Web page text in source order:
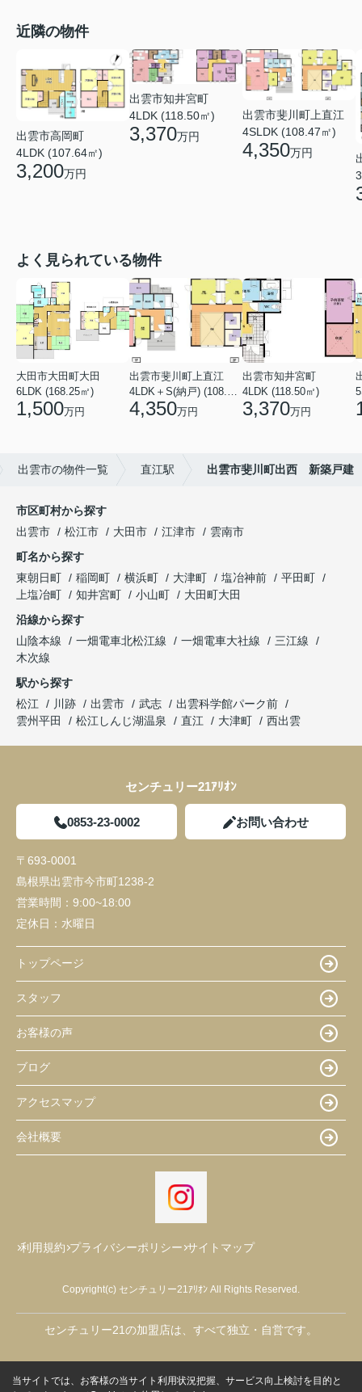
近隣の物件
出雲市高岡町
4LDK (107.64㎡)
3,200万円
出雲市知井宮町
4LDK (118.50㎡)
3,370万円
出雲市斐川町上直江
4SLDK (108.47㎡)
4,350万円
よく見られている物件
大田市大田町大田
6LDK (168.25㎡)
1,500万円
出雲市斐川町上直江
4,350万円
出雲市知井宮町
4LDK (118.50㎡)
3,370万円
出雲市の物件一覧 直江駅 出雲市斐川町出西 新築戸建
市区町村から探す
出雲市
松江市 大田市 江津市
雲南市
町名から探す
東朝日町
稲岡町 横浜町 大津町 塩冶神前
平田町
上塩冶町
知井宮町 小山町
大田町大田
沿線から探す
山陰本線
一畑電車北松江線 一畑電車大社線
三江線
木次線
駅から探す
松江
川跡 出雲市 武志
出雲科学館パーク前
雲州平田
松江しんじ湖温泉 直江 大津町 西出雲
センチュリー21ｱﾘｵﾝ
0853-23-0002 お問い合わせ
〒693-0001
島根県出雲市今市町1238-2
営業時間： 9:00~18:00
定休日： 水曜日
トップページ
スタッフ
お客様の声
ブログ
アクセスマップ
会社概要
利用規約 プライバシーポリシー サイトマップ
Copyright(c) センチュリー21ｱﾘｵﾝ All Rights Reserved.
センチュリー21の加盟店は、すべて独立・自営です。
当サイトでは、お客様の当サイト利用状況把握、サービス向上検討を目的と